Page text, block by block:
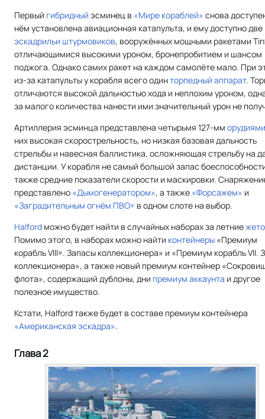
Первый гибридный эсминец в «Мире кораблей» снова
нём установлена авиационная катапульта, и ему доступно две
эскадрильи штурмовиков, вооружённых мощными ракетами
отличающимися высокими уроном, бронепробитием и шансом
поджога. Однако самих ракет на каждом самолёте мало. При
из-за катапульты у корабля всего одинторпедный аппарат.
отличаются высокой дальностью хода и неплохим уроном,
за малого количества нанести ими значительный урон не
Артиллерия эсминца представлена четырьмя 127-мм
них высокая скорострельность, но низкая базовая дальность
стрельбы и навесная баллистика, осложняющая стрельбу на
дистанции. У корабля не самый большой запас
также средние показатели скорости и маскировки.
представлено «Дымогенератором», а также «Форсажем» и
«Заградительным огнём ПВО» в одном слоте на выбор.
Halford можно будет найти в случайных наборах за летние
Помимо этого, в наборах можно найти контейнеры «Премиум
корабль VIII». Запасы коллекционера» и «Премиум корабль VII.
коллекционера», а также новый премиум контейнер
флота», содержащий дублоны, дни премиум аккаунта и другое
полезное имущество.
Кстати, Halford также будет в составе премиум контейнера
«Американская эскадра».
Глава 2